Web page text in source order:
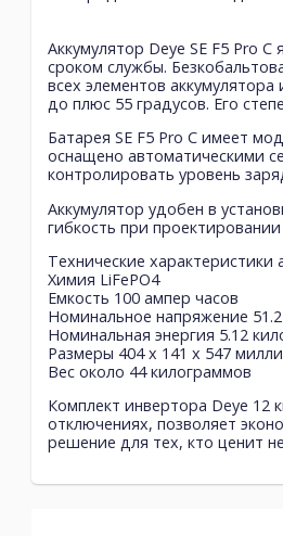
Аккумулятор Deye SE F5 Pro
сроком службы.
всех элементов
до плюс 55 градусов. Его
Батарея SE F5 Pro C имеет
оснащено автоматическими
контролировать уровень
Аккумулятор удобен в
гибкость при
Технические характеристики
Химия LiFePO4
Емкость 100 ампер часов
Номинальное напряжение
Номинальная энергия 5.12
Размеры 404 x 141 x 547
Вес около 44 килограммов
Комплект инвертора Deye 12
отключениях, позволяет
решение для тех, кто ценит